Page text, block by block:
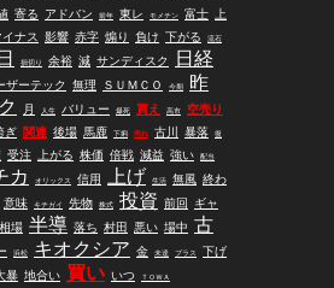
寄る アドバン 前年 東レ モメチン 富士
上
イナス 影響 赤字 煽り 負け 下がる 流石
損切り 余裕 減 サンディスク 日経
ザーテック 無理 ＳＵＭＣＯ 今期
昨
月 人生 バリュー 爆死 買え 高市 空売り
ぎ 関連 後場 馬鹿 下痢 売れ 古川 暴落 復
受注 上がる 株価 倍戦 減益 強い 配当
カ オリックス 信用 上げ 生活 無風 終わ
意味 キチガイ 先物 株式 投資 前回
ギャ
相場 半導 落ち 村田 悪い 場中 古
浜松 キオクシア 金 未達 プラス
下げ
暴 地合い 買い いつ ＴＯＷＡ